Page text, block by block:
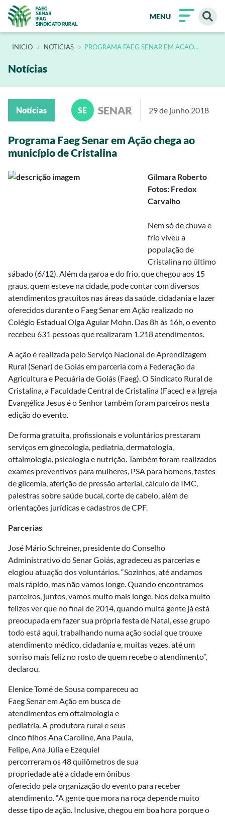
MENU
INÍCIO NOTICIAS PROGRAMA FAEG SENAR EM ACAO
Notícias
Notícias SE SENAR 29 de junho 2018
Programa Faeg Senar em Ação chega ao
município de Cristalina
Gilmara Roberto
Fotos: Fredox
Carvalho
Nem só de chuva e
frio viveu a
população de
Cristalina no último
sábado (6/12). Além da garoa e do frio, que chegou aos 15
graus, quem esteve na cidade, pode contar com diversos
atendimentos gratuitos nas áreas da saúde, cidadania e lazer
oferecidos durante o Faeg Senar em Ação realizado no
Colégio Estadual Olga Aguiar Mohn. Das 8h às 16h, o evento
recebeu 631 pessoas que realizaram 1.218 atendimentos.
A ação é realizada pelo Serviço Nacional de Aprendizagem
Rural (Senar) de Goiás em parceria com a Federação da
Agricultura e Pecuária de Goiás (Faeg). O Sindicato Rural de
Cristalina, a Faculdade Central de Cristalina (Facec) e a Igreja
Evangélica Jesus é o Senhor também foram parceiros nesta
edição do evento.
De forma gratuita, profissionais e voluntários prestaram
serviços em ginecologia, pediatria, dermatologia,
oftalmologia, psicologia e nutrição. Também foram realizados
exames preventivos para mulheres, PSA para homens, testes
de glicemia, aferição de pressão arterial, cálculo de IMC,
palestras sobre saúde bucal, corte de cabelo, além de
orientações jurídicas e cadastros de CPF.
Parcerias
José Mário Schreiner, presidente do Conselho
Administrativo do Senar Goiás, agradeceu as parcerias e
elogiou atuação dos voluntários. “Sozinhos, até andamos
mais rápido, mas não vamos longe. Quando encontramos
parceiros, juntos, vamos muito mais longe. Nos deixa muito
felizes ver que no final de 2014, quando muita gente já está
preocupada em fazer sua própria festa de Natal, esse grupo
todo está aqui, trabalhando numa ação social que trouxe
atendimento médico, cidadania e, muitas vezes, até um
sorriso mais feliz no rosto de quem recebe o atendimento”,
declarou.
Elenice Tomé de Sousa compareceu ao
Faeg Senar em Ação em busca de
atendimentos em oftalmologia e
pediatria. A produtora rural e seus
cinco filhos Ana Caroline, Ana Paula,
Felipe, Ana Júlia e Ezequiel
percorreram os 48 quilômetros de sua
propriedade até a cidade em ônibus
oferecido pela organização do evento para receber
atendimento. “A gente que mora na roça depende muito
desse tipo de ação. Inclusive, chegou em boa hora porque o